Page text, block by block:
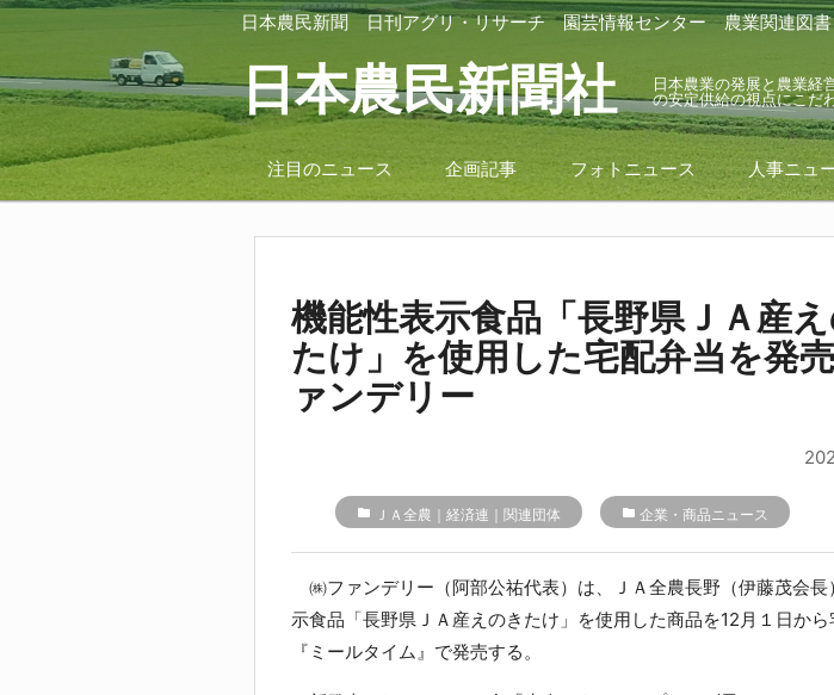
日本農民新聞 日刊アグリ・リサーチ 園芸情報センター 農業関連図書
日本農民新聞社
日本農業の発展と農業経
の安定供給の視点にこだ
注目のニュース 企画記事 フォトニュース 人事ニュ
機能性表示食品「長野県ＪＡ産
たけ」を使用した宅配弁当を発
ァンデリー
folder ＪＡ全農｜経済連｜関連団体 folder 企業・商品ニュース
㈱ファンデリー（阿部公祐代表）は、ＪＡ全農長野（伊藤茂会長
示食品「長野県ＪＡ産えのきたけ」を使用した商品を12月１日か
『ミールタイム』で発売する。